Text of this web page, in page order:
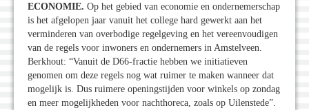
ECONOMIE. Op het gebied van economie en ondernemerschap
is het afgelopen jaar vanuit het college hard gewerkt aan het
verminderen van overbodige regelgeving en het vereenvoudigen
van de regels voor inwoners en ondernemers in Amstelveen.
Berkhout: “Vanuit de D66-fractie hebben we initiatieven
genomen om deze regels nog wat ruimer te maken wanneer dat
mogelijk is. Dus ruimere openingstijden voor winkels op zondag
en meer mogelijkheden voor nachthoreca, zoals op Uilenstede”.